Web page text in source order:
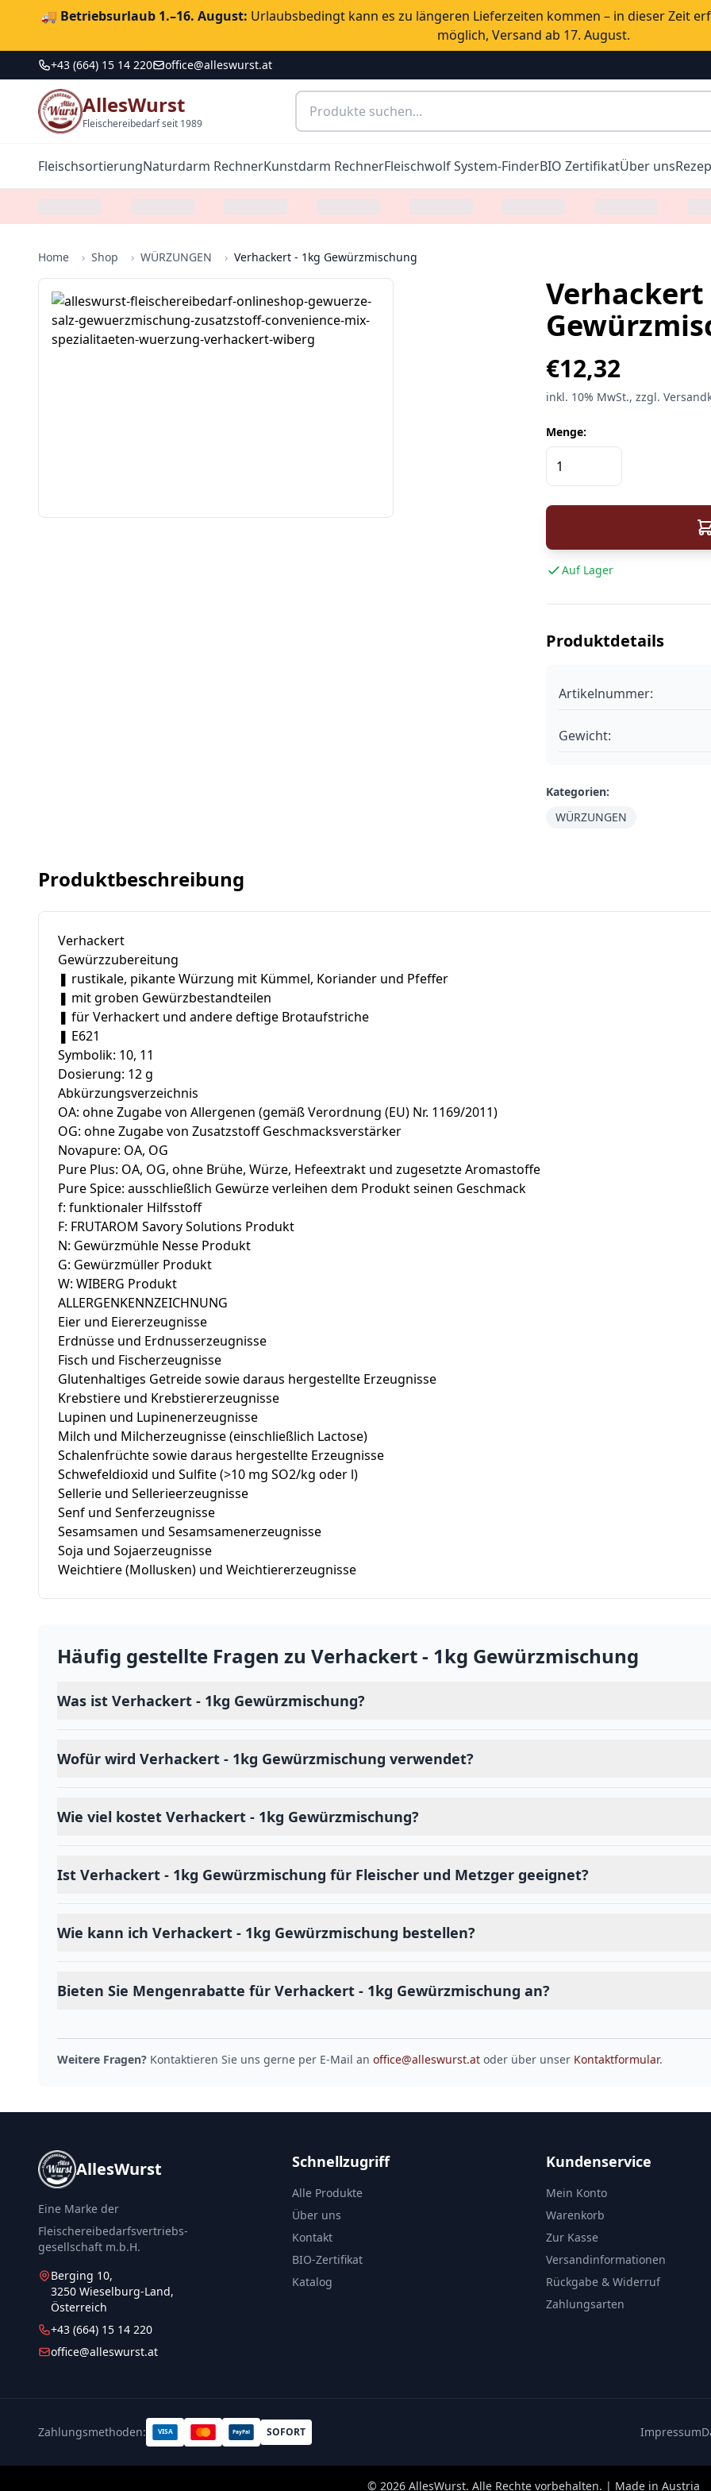
🚚 Betriebsurlaub 1.–16. August: Urlaubsbedingt kann es zu längeren Lieferzeiten kommen – in dieser Zeit
möglich, Versand ab 17. August.
+43 (664) 15 14 220 office@alleswurst.at
AllesWurst
Fleischereibedarf seit 1989
FleischsortierungNaturdarm RechnerKunstdarm RechnerFleischwolf System-FinderBIO ZertifikatÜber uns
Home › Shop › WÜRZUNGEN › Verhackert - 1kg Gewürzmischung
Verhackert
€12,32
inkl. 10% MwSt., zzgl.
Menge:
Auf Lager
Produktdetails
Artikelnummer:
Gewicht:
Kategorien:
WÜRZUNGEN
Produktbeschreibung
Verhackert
Gewürzzubereitung
❚ rustikale, pikante Würzung mit Kümmel, Koriander und Pfeffer
❚ mit groben Gewürzbestandteilen
❚ für Verhackert und andere deftige Brotaufstriche
❚ E621
Symbolik: 10, 11
Dosierung: 12 g
Abkürzungsverzeichnis
OA: ohne Zugabe von Allergenen (gemäß Verordnung (EU) Nr. 1169/2011)
OG: ohne Zugabe von Zusatzstoff Geschmacksverstärker
Novapure: OA, OG
Pure Plus: OA, OG, ohne Brühe, Würze, Hefeextrakt und zugesetzte Aromastoffe
Pure Spice: ausschließlich Gewürze verleihen dem Produkt seinen Geschmack
f: funktionaler Hilfsstoff
F: FRUTAROM Savory Solutions Produkt
N: Gewürzmühle Nesse Produkt
G: Gewürzmüller Produkt
W: WIBERG Produkt
ALLERGENKENNZEICHNUNG
Eier und Eiererzeugnisse
Erdnüsse und Erdnusserzeugnisse
Fisch und Fischerzeugnisse
Glutenhaltiges Getreide sowie daraus hergestellte Erzeugnisse
Krebstiere und Krebstiererzeugnisse
Lupinen und Lupinenerzeugnisse
Milch und Milcherzeugnisse (einschließlich Lactose)
Schalenfrüchte sowie daraus hergestellte Erzeugnisse
Schwefeldioxid und Sulfite (>10 mg SO2/kg oder l)
Sellerie und Sellerieerzeugnisse
Senf und Senferzeugnisse
Sesamsamen und Sesamsamenerzeugnisse
Soja und Sojaerzeugnisse
Weichtiere (Mollusken) und Weichtiererzeugnisse
Häufig gestellte Fragen zu Verhackert - 1kg Gewürzmischung
Was ist Verhackert - 1kg Gewürzmischung?
Wofür wird Verhackert - 1kg Gewürzmischung verwendet?
Wie viel kostet Verhackert - 1kg Gewürzmischung?
Ist Verhackert - 1kg Gewürzmischung für Fleischer und Metzger geeignet?
Wie kann ich Verhackert - 1kg Gewürzmischung bestellen?
Bieten Sie Mengenrabatte für Verhackert - 1kg Gewürzmischung an?
Weitere Fragen? Kontaktieren Sie uns gerne per E-Mail an office@alleswurst.at oder über unser Kontaktformular.
AllesWurst
Eine Marke der
Fleischereibedarfsvertriebs-
gesellschaft m.b.H.
Berging 10,
3250 Wieselburg-Land,
Österreich
+43 (664) 15 14 220
office@alleswurst.at
Schnellzugriff
Alle Produkte
Über uns
Kontakt
BIO-Zertifikat
Katalog
Kundenservice
Mein Konto
Warenkorb
Zur Kasse
Versandinformationen
Rückgabe & Widerruf
Zahlungsarten
Zahlungsmethoden: VISA PayPal SOFORT Impressum
© 2026AllesWurst. Alle Rechte vorbehalten. | Made in Austria